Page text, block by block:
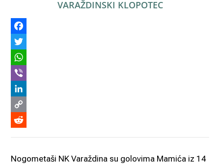
VARAŽDINSKI KLOPOTEC
Link
Reddit
Nogometaši NK Varaždina su golovima Mamića iz 14